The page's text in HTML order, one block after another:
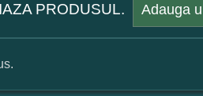
PRODUSUL. Adauga